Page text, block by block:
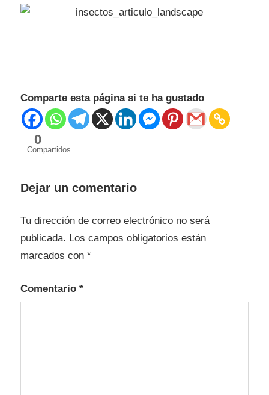
Comparte esta página si te ha gustado
0
Compartidos
Dejar un comentario
Tu dirección de correo electrónico no será
publicada. Los campos obligatorios están
marcados con *
Comentario *